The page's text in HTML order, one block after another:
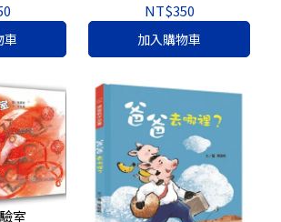
車
NT$350
加入購物車
室